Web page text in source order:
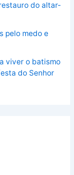
do altar-
pelo medo e
viver o batismo
do Senhor